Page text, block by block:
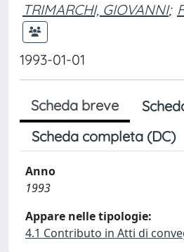
TRIMARCHI, GIOVANNI;
1993-01-01
Scheda breve
Scheda completa (DC)
Anno
1993
Appare nelle tipologie:
4.1 Contributo in Atti di